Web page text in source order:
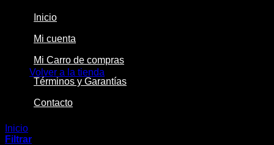
Volver a la tienda
Inicio
Mi cuenta
Mi Carro de compras
Términos y Garantías
Contacto
Inicio
Filtrar